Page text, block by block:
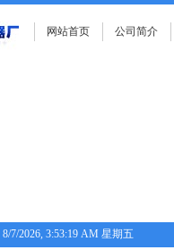
网站首页 公司简介
8/7/2026, 3:53:20 AM 星期五